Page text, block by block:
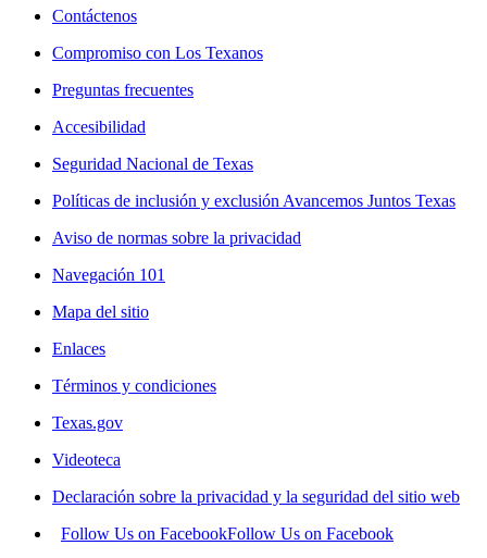
Contáctenos
Compromiso con Los Texanos
Preguntas frecuentes
Accesibilidad
Seguridad Nacional de Texas
Políticas de inclusión y exclusión Avancemos Juntos Texas
Aviso de normas sobre la privacidad
Navegación 101
Mapa del sitio
Enlaces
Términos y condiciones
Texas.gov
Videoteca
Declaración sobre la privacidad y la seguridad del sitio web
Follow Us on FacebookFollow Us on Facebook